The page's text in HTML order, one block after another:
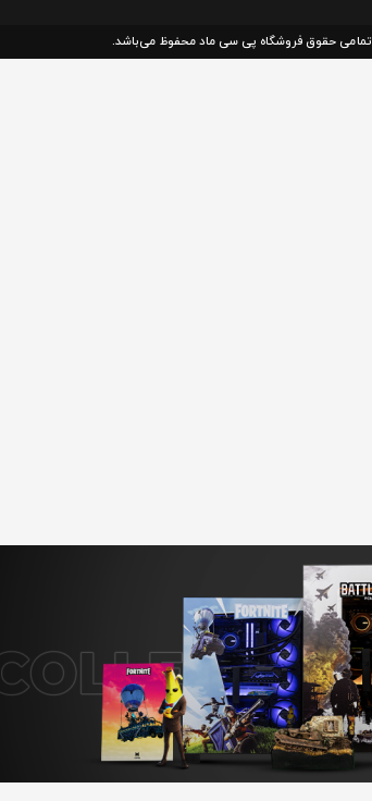
تمامی حقوق فروشگاه پی سی ماد محفوظ می‌باشد.